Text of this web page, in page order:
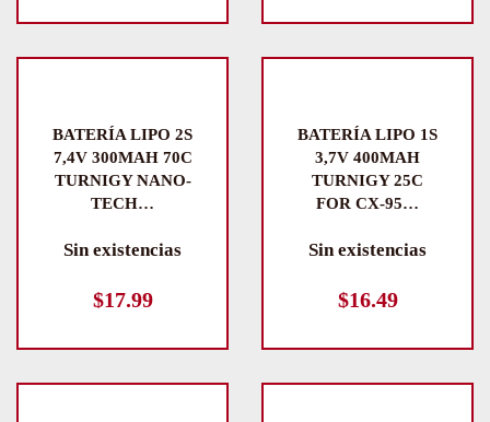
BATERÍA LIPO 2S
7,4V 300MAH 70C
TURNIGY NANO-
TECH…
Sin existencias
$17.99
BATERÍA LIPO 1S
3,7V 400MAH
TURNIGY 25C
FOR CX-95…
Sin existencias
$16.49